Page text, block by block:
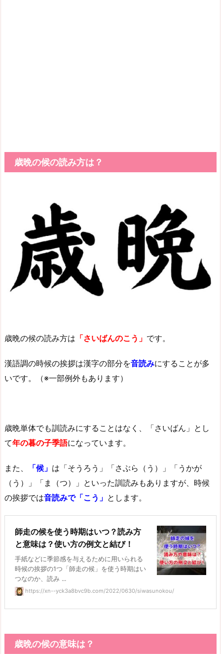
歳晩の候の読み方は？
歳晩の候の読み方は 「さいばんのこう」 です。
漢語調の時候の挨拶は漢字の部分を音読みにすることが多
いです。（※一部例外もあります）
歳晩単体でも訓読みにすることはなく、「さいばん」とし
て年の暮の子季語になっています。
また、 「候」 は「そうろう」「さぶら（う）」「うかが
（う）」「ま（つ）」といった訓読みもありますが、時候
の挨拶では音読みで「こう」 とします。
師走の候を使う時期はいつ？読み方
と意味は？使い方の例文と結び！
手紙などに季節感を与えるために用いられる
時候の挨拶の1つ「師走の候」を使う時期はい
つなのか、読み ...
https://xn--yck3a8bvc9b.com/2022/0630/siwasunokou/
歳晩の候の意味は？